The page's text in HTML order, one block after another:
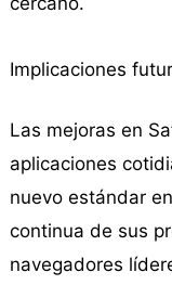
Implicaciones
Las mejoras en
aplicaciones
nuevo estándar
continua de sus
navegadores